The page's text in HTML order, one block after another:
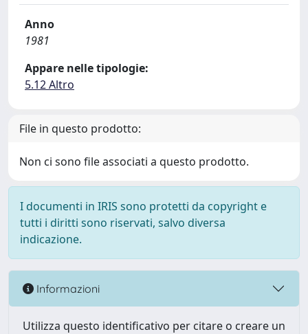
Anno
1981
Appare nelle tipologie:
5.12 Altro
File in questo prodotto:
Non ci sono file associati a questo prodotto.
I documenti in IRIS sono protetti da copyright e
tutti i diritti sono riservati, salvo diversa
indicazione.
Informazioni
Utilizza questo identificativo per citare o creare un